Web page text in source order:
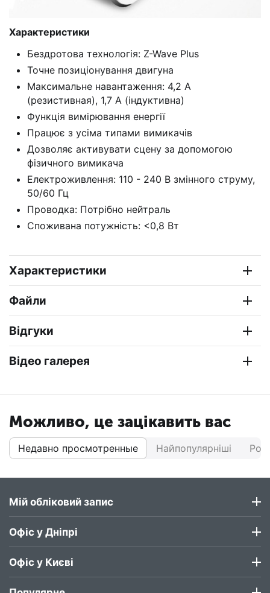
Характеристики
Бездротова технологія: Z-Wave Plus
Точне позиціонування двигуна
Максимальне навантаження: 4,2 А
(резистивная), 1,7 А (індуктивна)
Функція вимірювання енергії
Працює з усіма типами вимикачів
Дозволяє активувати сцену за допомогою
фізичного вимикача
Електроживлення: 110 - 240 В змінного струму,
50/60 Гц
Проводка: Потрібно нейтраль
Споживана потужність: <0,8 Вт
Характеристики
Файли
Відгуки
Відео галерея
Можливо, це зацікавить вас
Недавно просмотренные Найпопулярніші
Мій обліковий запис
Офіс у Дніпрі
Офіс у Києві